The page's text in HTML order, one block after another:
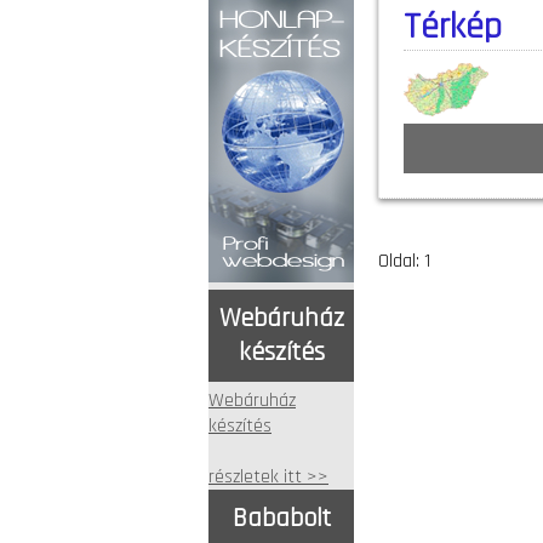
Webáruház
készítés
Webáruház
készítés
részletek itt >>
Bababolt
Térkép
Oldal: 1